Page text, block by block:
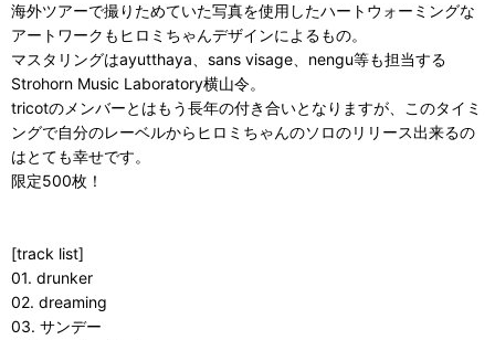
海外ツアーで撮りためていた写真を使用したハートウォーミングな
アートワークもヒロミちゃんデザインによるもの。
マスタリングはayutthaya、sans visage、nengu等も担当する
Strohorn Music Laboratory横山令。
tricotのメンバーとはもう長年の付き合いとなりますが、このタイミ
ングで自分のレーベルからヒロミちゃんのソロのリリース出来るの
はとても幸せです。
限定500枚！
[track list]
01. drunker
02. dreaming
03. サンデー